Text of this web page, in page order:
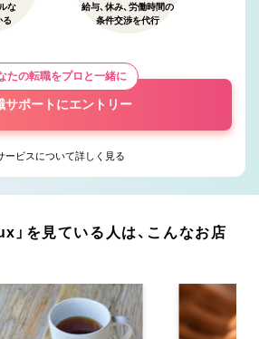
な
る
給与、休み、労働時間の
条件交渉を代行
たの転職をプロと一緒に
サポートにエントリー
ービスについて詳しく見る
」を見ている人は、こんなお店